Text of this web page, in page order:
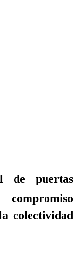
de puertas
colectividad